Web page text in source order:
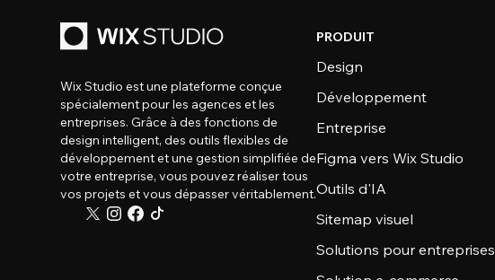
Wix Studio est une plateforme conçue
spécialement pour les agences et les
entreprises. Grâce à des fonctions de
design intelligent, des outils flexibles de
développement et une gestion simplifiée de
votre entreprise, vous pouvez réaliser tous
vos projets et vous dépasser véritablement.
PRODUIT
Design
Développement
Entreprise
Figma vers Wix Studio
Outils d'IA
Sitemap visuel
Solutions pour entreprises